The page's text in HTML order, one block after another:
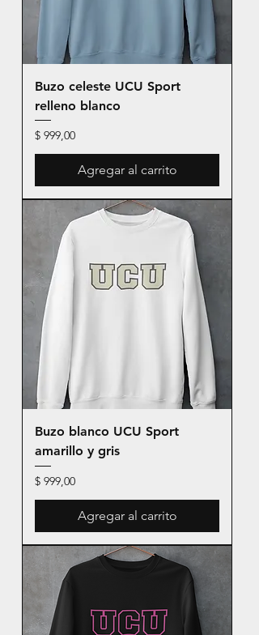
Buzo celeste UCU Sport
relleno blanco
Precio
$ 999,00
Agregar al carrito
Buzo blanco UCU Sport
amarillo y gris
Precio
$ 999,00
Agregar al carrito